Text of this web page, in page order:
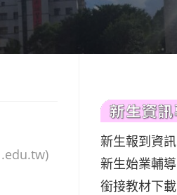
新生報到資訊
新生始業輔導
銜接教材下載